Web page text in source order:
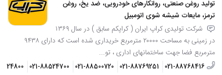
تولید روغن صنعتی، روانکارهای خودرویی، ضد یخ، روغن
ترمز، مایعات شیشه شوی اتومبیل
شرکت تولیدی کراپ ایران ( کراپکم سابق ) در سال ۱۳۶۹
در زمینی به مساحت ۲۰۰۰۰ مترمربع خریداری شده است که دارای ۹۴۳۸
مترمربع فضا جهت ساختمانهای اداری ، تو...
021-88768416
021-88769251
021-88500720
021-88524700